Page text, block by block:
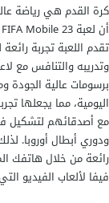
كرة القدم هي رياضة
تقدم اللعبة تجربة
برسومات عالية الجودة
اليومية، مما يجعلها
مع أصدقائهم لتشكيل
ودوري أبطال أوروبا.
فيفا لألعاب الفيديو